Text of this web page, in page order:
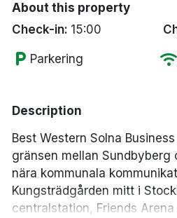
About this property
Check-in: 15:00
local_parking Parkering wifi
Description
Best Western Solna
gränsen mellan Sundbyberg
nära kommunala
Kungsträdgården mitt i
centralstation, Friends